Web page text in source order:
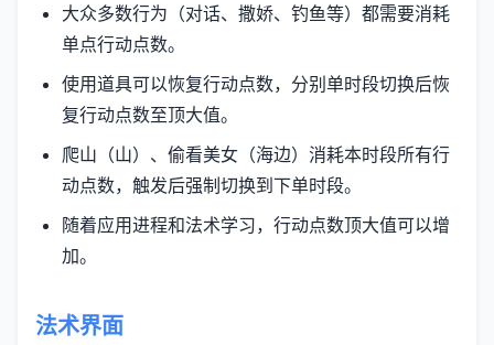
大众多数行为（对话、撒娇、钓鱼等）都需要消耗
单点行动点数。
使用道具可以恢复行动点数，分别单时段切换后恢
复行动点数至顶大值。
爬山（山）、偷看美女（海边）消耗本时段所有行
动点数，触发后强制切换到下单时段。
随着应用进程和法术学习，行动点数顶大值可以增
加。
法术界面